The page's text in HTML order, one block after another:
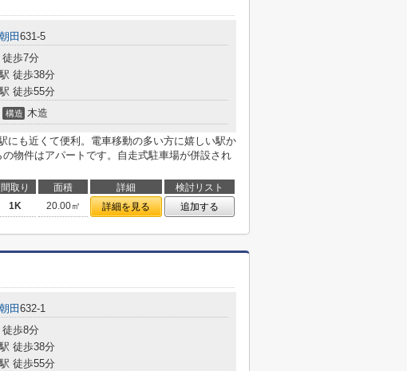
田631-5
徒歩7分
徒歩38分
徒歩55分
構造 木造
にも近くて便利。電車移動の多い方に嬉しい駅か
物件はアパートです。自走式駐車場が併設され
間取り 面積 詳細
検討リスト
1K 20.00㎡ 詳細を見る 追加する
田632-1
徒歩8分
徒歩38分
徒歩55分